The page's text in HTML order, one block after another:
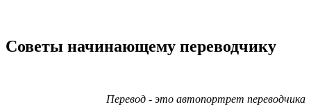
Советы начинающему переводчику
Перевод - это автопортрет переводчика